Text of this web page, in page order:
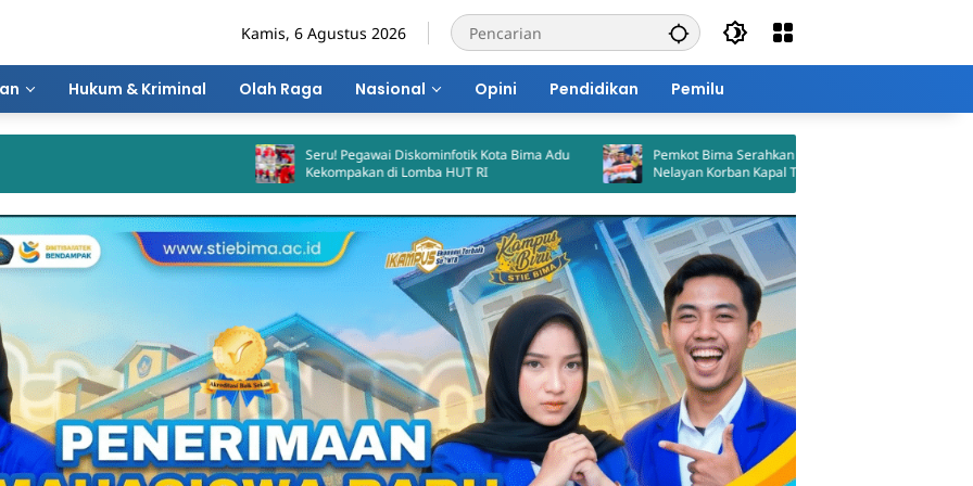
Kamis, 6 Agustus 2026
Hukum & Kriminal Olah Raga Nasional Opini Pendidikan Pemilu
Seru! Pegawai Diskominfotik Kota Bima Adu
Kekompakan di Lomba HUT RI
Pemkot Bima Serahkan Bantuan untuk
Nelayan Korban Kapal Tenggelam